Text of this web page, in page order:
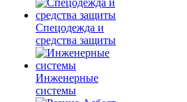
Спецодежда и
средства защиты
Инженерные
системы